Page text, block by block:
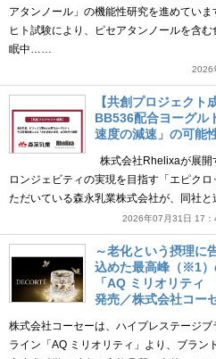
アタンノール」の機能性研究を進めてい
ヒト試験により、ピセアタンノールを含
眠中……
2026
【共創プロジェク
BB536配合ヨーグル
速度の減速」の可能
株式会社Rhelixaが展開
ロンジェビティの実現を目指す「エピク
ただいている森永乳業株式会社が、同社
2026年07月31日 17：
～老化という摂理
込めた最高峰（※1）
「AQ ミリオリテ
発売／株式会社コー
株式会社コーセーは、ハイプレステージ
ライン「AQ ミリオリティ」より、ブラン